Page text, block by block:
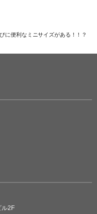
に便利なミニサイズがある！！？
ル2F